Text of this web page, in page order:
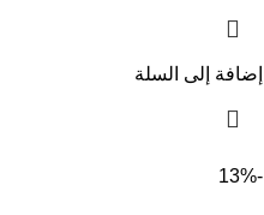
إضافة إلى السلة
-13%